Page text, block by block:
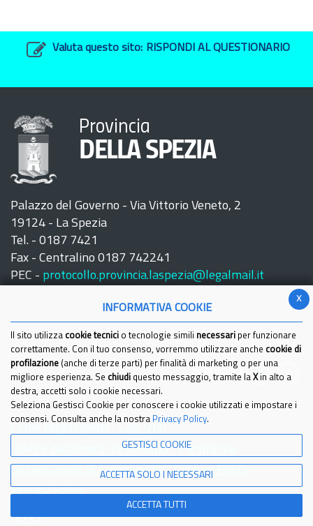
Valuta questo sito: RISPONDI AL QUESTIONARIO
Provincia
DELLA SPEZIA
Palazzo del Governo - Via Vittorio Veneto, 2
19124 - La Spezia
Tel. - 0187 7421
Fax - Centralino 0187 742241
PEC - protocollo.provincia.laspezia@legalmail.it
Seguici su:
IBAN e pagamenti informatici
Partita Iva
Dichiarazione di Accessibilita'
Cookies Policy
Privacy Policy
© 2021 Provincia della Spezia - Tutti i diritti riservati
x
INFORMATIVA COOKIE
Il sito utilizza cookie tecnici o tecnologie simili necessari per funzionare
correttamente. Con il tuo consenso, vorremmo utilizzare anche cookie di
profilazione (anche di terze parti) per finalità di marketing o per una
migliore esperienza. Se chiudi questo messaggio, tramite la Xin alto a
destra, accetti solo i cookie necessari.
Seleziona Gestisci Cookie per conoscere i cookie utilizzati e impostare i
consensi. Consulta anche la nostra Privacy Policy.
GESTISCI COOKIE
ACCETTA SOLO I NECESSARI
ACCETTA TUTTI